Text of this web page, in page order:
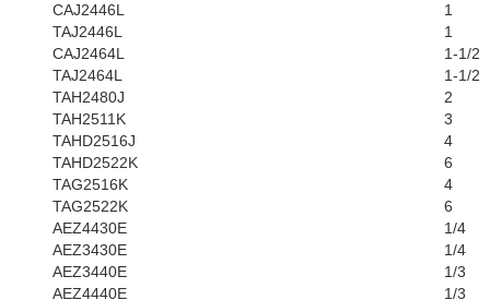
CAJ2446L
1
TAJ2446L
1
CAJ2464L
1-1/2
TAJ2464L
1-1/2
TAH2480J
2
TAH2511K
3
TAHD2516J
4
TAHD2522K
6
TAG2516K
4
TAG2522K
6
AEZ4430E
1/4
AEZ3430E
1/4
AEZ3440E
1/3
AEZ4440E
1/3